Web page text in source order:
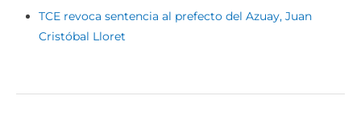
TCE revoca sentencia al prefecto del Azuay, Juan
Cristóbal Lloret